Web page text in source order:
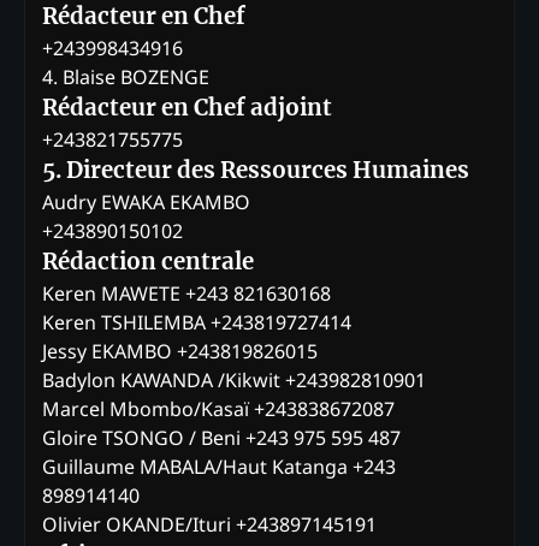
Rédacteur en Chef
+243998434916
4. Blaise BOZENGE
Rédacteur en Chef adjoint
+243821755775
5. Directeur des Ressources Humaines
Audry EWAKA EKAMBO
+243890150102
Rédaction centrale
Keren MAWETE +243 821630168
Keren TSHILEMBA +243819727414
Jessy EKAMBO +243819826015
Badylon KAWANDA /Kikwit +243982810901
Marcel Mbombo/Kasaï +243838672087
Gloire TSONGO / Beni +243 975 595 487
Guillaume MABALA/Haut Katanga +243
898914140
Olivier OKANDE/Ituri +243897145191